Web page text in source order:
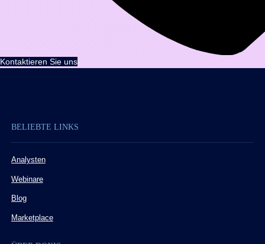
Kontaktieren Sie uns
BELIEBTE LINKS
Analysten
Webinare
Blog
Marketplace